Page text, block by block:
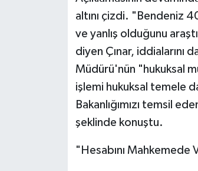
altını çizdi. "Bendeniz
ve yanlış olduğunu
diyen Çınar, iddialarını
Müdürü'nün "hukuksal
işlemi hukuksal temele
Bakanlığımızı temsil
şeklinde konuştu.
"Hesabını Mahkemede